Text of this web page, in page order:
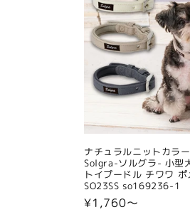
ナチュラルニットカラ
Solgra-ソルグラ- 小型
トイプードル チワワ
SO23SS so169236-1
通
¥1,760〜